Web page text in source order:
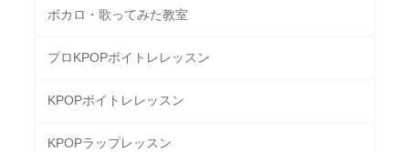
ボカロ・歌ってみた教室
プロKPOPボイトレレッスン
KPOPボイトレレッスン
KPOPラップレッスン